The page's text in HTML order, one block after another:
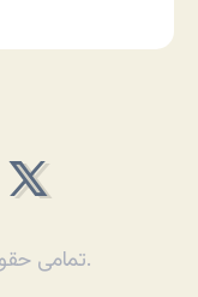
تمامی حقوق برای عصیان محفوظ است.